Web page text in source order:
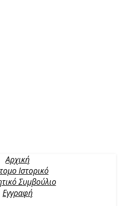
Αρχική
Ιστορικό
Συμβούλιο
Εγγραφή